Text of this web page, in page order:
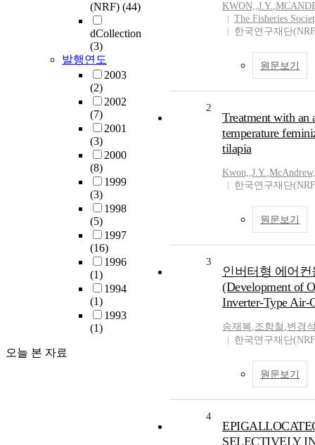
(NRF) (44)
dCollection
(3)
발행연도
2003
(2)
2002
(7)
2001
(3)
2000
(8)
1999
(3)
1998
(5)
1997
(16)
1996
(1)
1994
(1)
1993
(1)
오늘 본 자료
KWON,,J.Y.,
The Fisheries
한국연구재단
원문보기
2
Treatment with an
temperature
tilapia
Kwon,,J.Y.,McAndrew,
한국연구재단
원문보기
3
인버터형 에어
(Development of
Inverter-Type Air-
송재복,조항철 ,변경
한국연구재단
원문보기
4
SELECTIVELY